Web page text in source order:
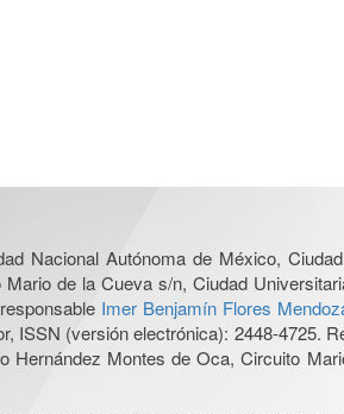
Nacional Autónoma de México,
de la Cueva s/n, Ciudad
Imer Benjamín Flores
ISSN (versión electrónica): 2448-4725.
Hernández Montes de Oca, Circuito